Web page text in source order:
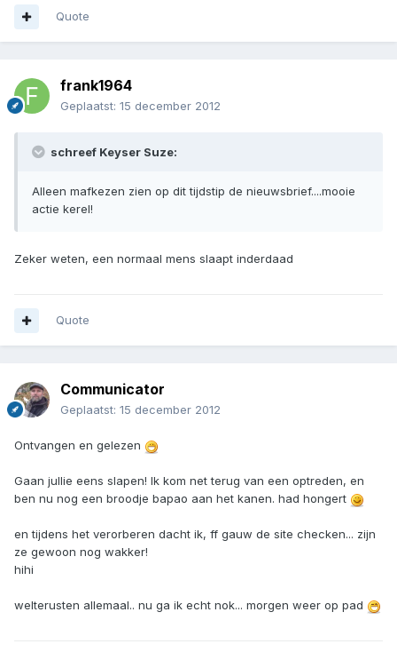
Quote
frank1964
Geplaatst: 15 december 2012
schreef Keyser Suze:
Alleen mafkezen zien op dit tijdstip de nieuwsbrief....mooie
actie kerel!
Zeker weten, een normaal mens slaapt inderdaad
Quote
Communicator
Geplaatst: 15 december 2012
Ontvangen en gelezen
Gaan jullie eens slapen! Ik kom net terug van een optreden, en
ben nu nog een broodje bapao aan het kanen. had hongert
en tijdens het verorberen dacht ik, ff gauw de site checken... zijn
ze gewoon nog wakker!
hihi
welterusten allemaal.. nu ga ik echt nok... morgen weer op pad